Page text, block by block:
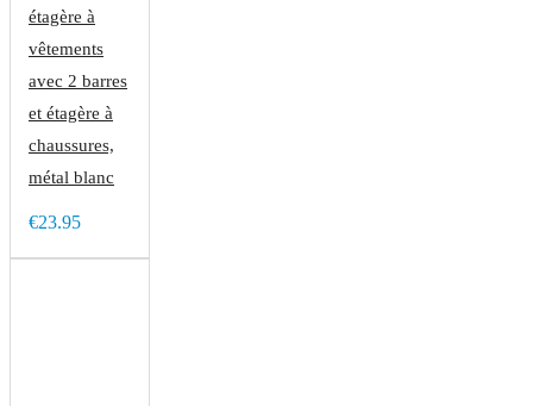
étagère à
vêtements
avec 2 barres
et étagère à
chaussures,
métal blanc
€23.95